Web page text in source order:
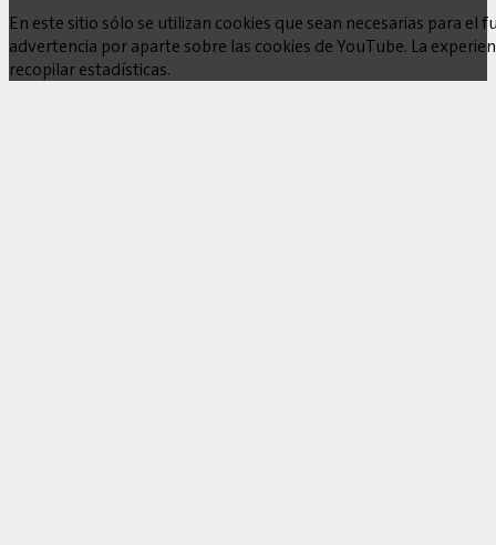
En este sitio sólo se utilizan cookies que sean necesarias para
advertencia por aparte sobre las cookies de YouTube. La
recopilar estadísticas.